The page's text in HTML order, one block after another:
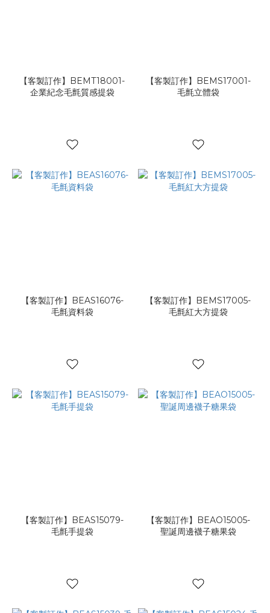
【客製訂作】BEMT18001-
企業紀念毛氈質感提袋
【客製訂作】BEMS17001-
毛氈立體袋
【客製訂作】BEAS16076-
毛氈資料袋
【客製訂作】BEMS17005-
毛氈紅大方提袋
【客製訂作】BEAS15079-
毛氈手提袋
【客製訂作】BEAO15005-
聖誕周邊襪子糖果袋